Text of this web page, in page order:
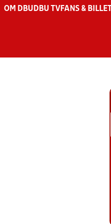
OM DBU DBU TV FANS &